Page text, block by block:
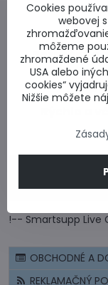
Bezpečný
Rýchlo a
CERTIFIKÁT -
CENOVÉ
!-- Smartsupp Live
OBCHODNÉ A
REKLAMAČNÝ
Cookies
webovej
môžeme
zhromaždené
USA alebo
cookies“
Nižšie môžete